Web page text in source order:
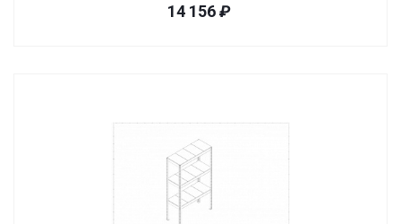
14 156₽